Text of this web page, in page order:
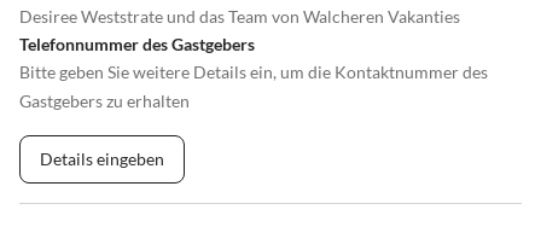
Desiree Weststrate und das Team von Walcheren Vakanties
Telefonnummer des Gastgebers
Bitte geben Sie weitere Details ein, um die Kontaktnummer des
Gastgebers zu erhalten
Details eingeben